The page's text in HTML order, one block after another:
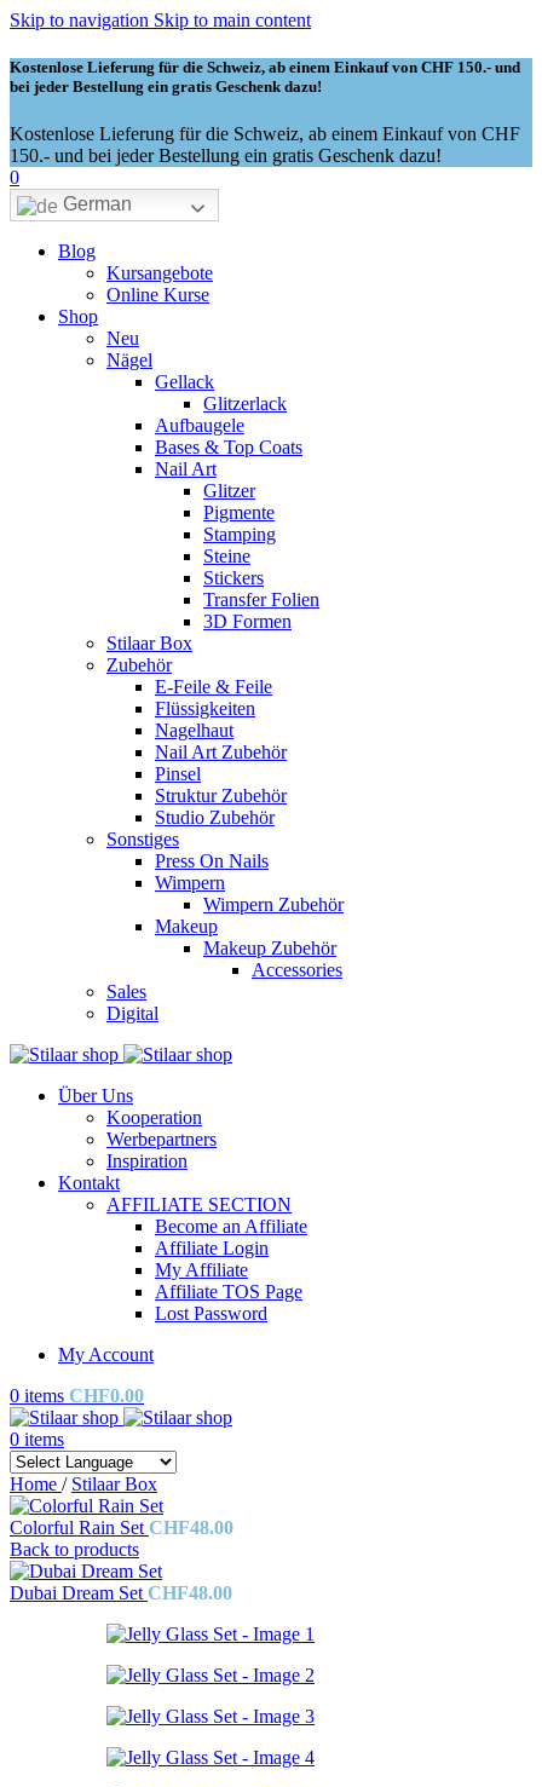
Skip to navigation Skip to main content
Kostenlose Lieferung für die Schweiz, ab einem Einkauf von CHF 150.- und
bei jeder Bestellung ein gratis Geschenk dazu!
Kostenlose Lieferung für die Schweiz, ab einem Einkauf von CHF
150.- und bei jeder Bestellung ein gratis Geschenk dazu!
0
German
Blog
Kursangebote
Online Kurse
Shop
Neu
Nägel
Gellack
Glitzerlack
Aufbaugele
Bases & Top Coats
Nail Art
Glitzer
Pigmente
Stamping
Steine
Stickers
Transfer Folien
3D Formen
Stilaar Box
Zubehör
E-Feile & Feile
Flüssigkeiten
Nagelhaut
Nail Art Zubehör
Pinsel
Struktur Zubehör
Studio Zubehör
Sonstiges
Press On Nails
Wimpern
Wimpern Zubehör
Makeup
Makeup Zubehör
Accessories
Sales
Digital
Über Uns
Kooperation
Werbepartners
Inspiration
Kontakt
AFFILIATE SECTION
Become an Affiliate
Affiliate Login
My Affiliate
Affiliate TOS Page
Lost Password
My Account
0 items CHF0.00
0 items
Home / Stilaar Box
Colorful Rain Set CHF48.00
Back to products
Dubai Dream Set CHF48.00